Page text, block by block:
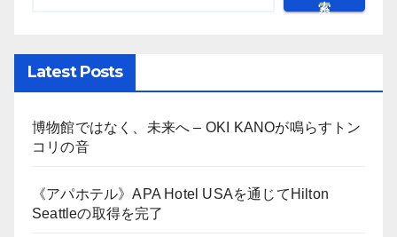
索
Latest Posts
博物館ではなく、未来へ – OKI KANOが鳴らすトン
コリの音
《アパホテル》APA Hotel USAを通じてHilton
Seattleの取得を完了